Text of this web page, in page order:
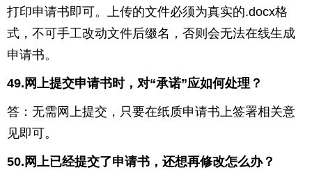
打印申请书即可。上传的文件必须为真实的.docx格
式，不可手工改动文件后缀名，否则会无法在线生成
申请书。
49. 网上提交申请书时，对“承诺”应如何处理？
答：无需网上提交，只要在纸质申请书上签署相关意
见即可。
50. 网上已经提交了申请书，还想再修改怎么办？